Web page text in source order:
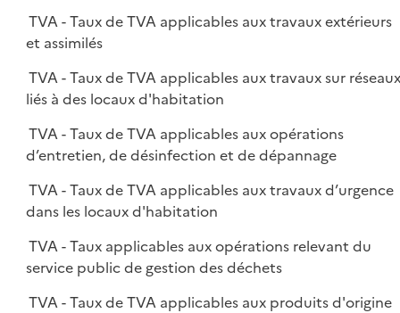
TVA - Taux de TVA applicables aux travaux extérieurs
et assimilés
TVA - Taux de TVA applicables aux travaux sur
liés à des locaux d'habitation
TVA - Taux de TVA applicables aux opérations
d’entretien, de désinfection et de dépannage
TVA - Taux de TVA applicables aux travaux d’urgence
dans les locaux d'habitation
TVA - Taux applicables aux opérations relevant du
service public de gestion des déchets
TVA - Taux de TVA applicables aux produits d'origine